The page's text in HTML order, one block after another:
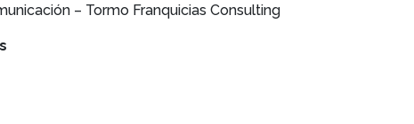
– Tormo Franquicias Consulting